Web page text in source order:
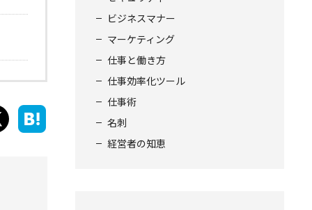
ビジネスマナー
マーケティング
仕事と働き方
仕事効率化ツール
仕事術
名刺
経営者の知恵